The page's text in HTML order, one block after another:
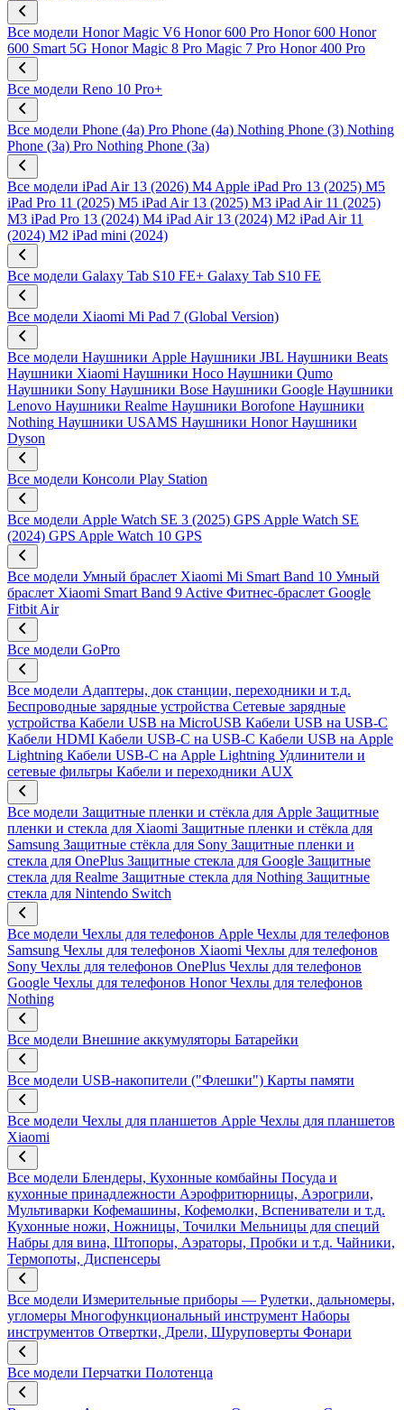
Все модели Honor Magic V6 Honor 600 Pro Honor 600 Honor
600 Smart 5G Honor Magic 8 Pro Magic 7 Pro Honor 400 Pro
Все модели Reno 10 Pro+
Все модели Phone (4a) Pro Phone (4a) Nothing Phone (3) Nothing
Phone (3a) Pro Nothing Phone (3a)
Все модели iPad Air 13 (2026) M4 Apple iPad Pro 13 (2025) M5
iPad Pro 11 (2025) M5 iPad Air 13 (2025) M3 iPad Air 11 (2025)
M3 iPad Pro 13 (2024) M4 iPad Air 13 (2024) M2 iPad Air 11
(2024) M2 iPad mini (2024)
Все модели Galaxy Tab S10 FE+ Galaxy Tab S10 FE
Все модели Xiaomi Mi Pad 7 (Global Version)
Все модели Наушники Apple Наушники JBL Наушники Beats
Наушники Xiaomi Наушники Hoco Наушники Qumo
Наушники Sony Наушники Bose Наушники Google Наушники
Lenovo Наушники Realme Наушники Borofone Наушники
Nothing Наушники USAMS Наушники Honor Наушники
Dyson
Все модели Консоли Play Station
Все модели Apple Watch SE 3 (2025) GPS Apple Watch SE
(2024) GPS Apple Watch 10 GPS
Все модели Умный браслет Xiaomi Mi Smart Band 10 Умный
браслет Xiaomi Smart Band 9 Active Фитнес-браслет Google
Fitbit Air
Все модели GoPro
Все модели Адаптеры, док станции, переходники и т.д.
Беспроводные зарядные устройства Сетевые зарядные
устройства Кабели USB на MicroUSB Кабели USB на USB-C
Кабели HDMI Кабели USB-C на USB-C Кабели USB на Apple
Lightning Кабели USB-C на Apple Lightning Удлинители и
сетевые фильтры Кабели и переходники AUX
Все модели Защитные пленки и стёкла для Apple Защитные
пленки и стекла для Xiaomi Защитные пленки и стёкла для
Samsung Защитные стёкла для Sony Защитные пленки и
стекла для OnePlus Защитные стекла для Google Защитные
стекла для Realme Защитные стекла для Nothing Защитные
стекла для Nintendo Switch
Все модели Чехлы для телефонов Apple Чехлы для телефонов
Samsung Чехлы для телефонов Xiaomi Чехлы для телефонов
Sony Чехлы для телефонов OnePlus Чехлы для телефонов
Google Чехлы для телефонов Honor Чехлы для телефонов
Nothing
Все модели Внешние аккумуляторы Батарейки
Все модели USB-накопители ("Флешки") Карты памяти
Все модели Чехлы для планшетов Apple Чехлы для планшетов
Xiaomi
Все модели Блендеры, Кухонные комбайны Посуда и
кухонные принадлежности Аэрофритюрницы, Аэрогрили,
Мультиварки Кофемашины, Кофемолки, Вспениватели и т.д.
Кухонные ножи, Ножницы, Точилки Мельницы для специй
Набры для вина, Штопоры, Аэраторы, Пробки и т.д. Чайники,
Термопоты, Диспенсеры
Все модели Измерительные приборы — Рулетки, дальномеры,
угломеры Многофункциональный инструмент Наборы
инструментов Отвертки, Дрели, Шуруповерты Фонари
Все модели Перчатки Полотенца